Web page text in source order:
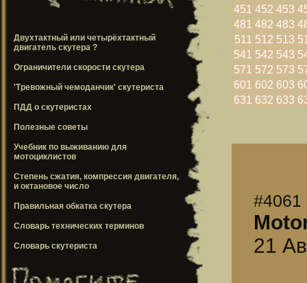
Двухтактный или четырёхтактный
двигатель скутера ?
Ограничители скорости скутера
'Тревожный чемоданчик' скутериста
ПДД о скутеристах
Полезные советы
Учебник по выживанию для
мотоциклистов
Степень сжатия, компрессия двигателя,
и октановое число
Правильная обкатка скутера
Словарь технических терминов
Словарь скутериста
451 452 453
481 482 483
511 512 513
541 542 543
571 572 573
601 602 603
631 632 633
#4061
21